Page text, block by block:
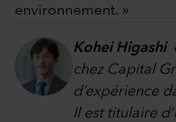
environnement. »
Kohei Higashi
chez Capital
d’expérience
Il est titulaire